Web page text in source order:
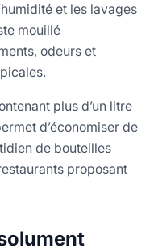
et les lavages
mouillé
odeurs et
plus d’un litre
d’économiser de
de bouteilles
proposant